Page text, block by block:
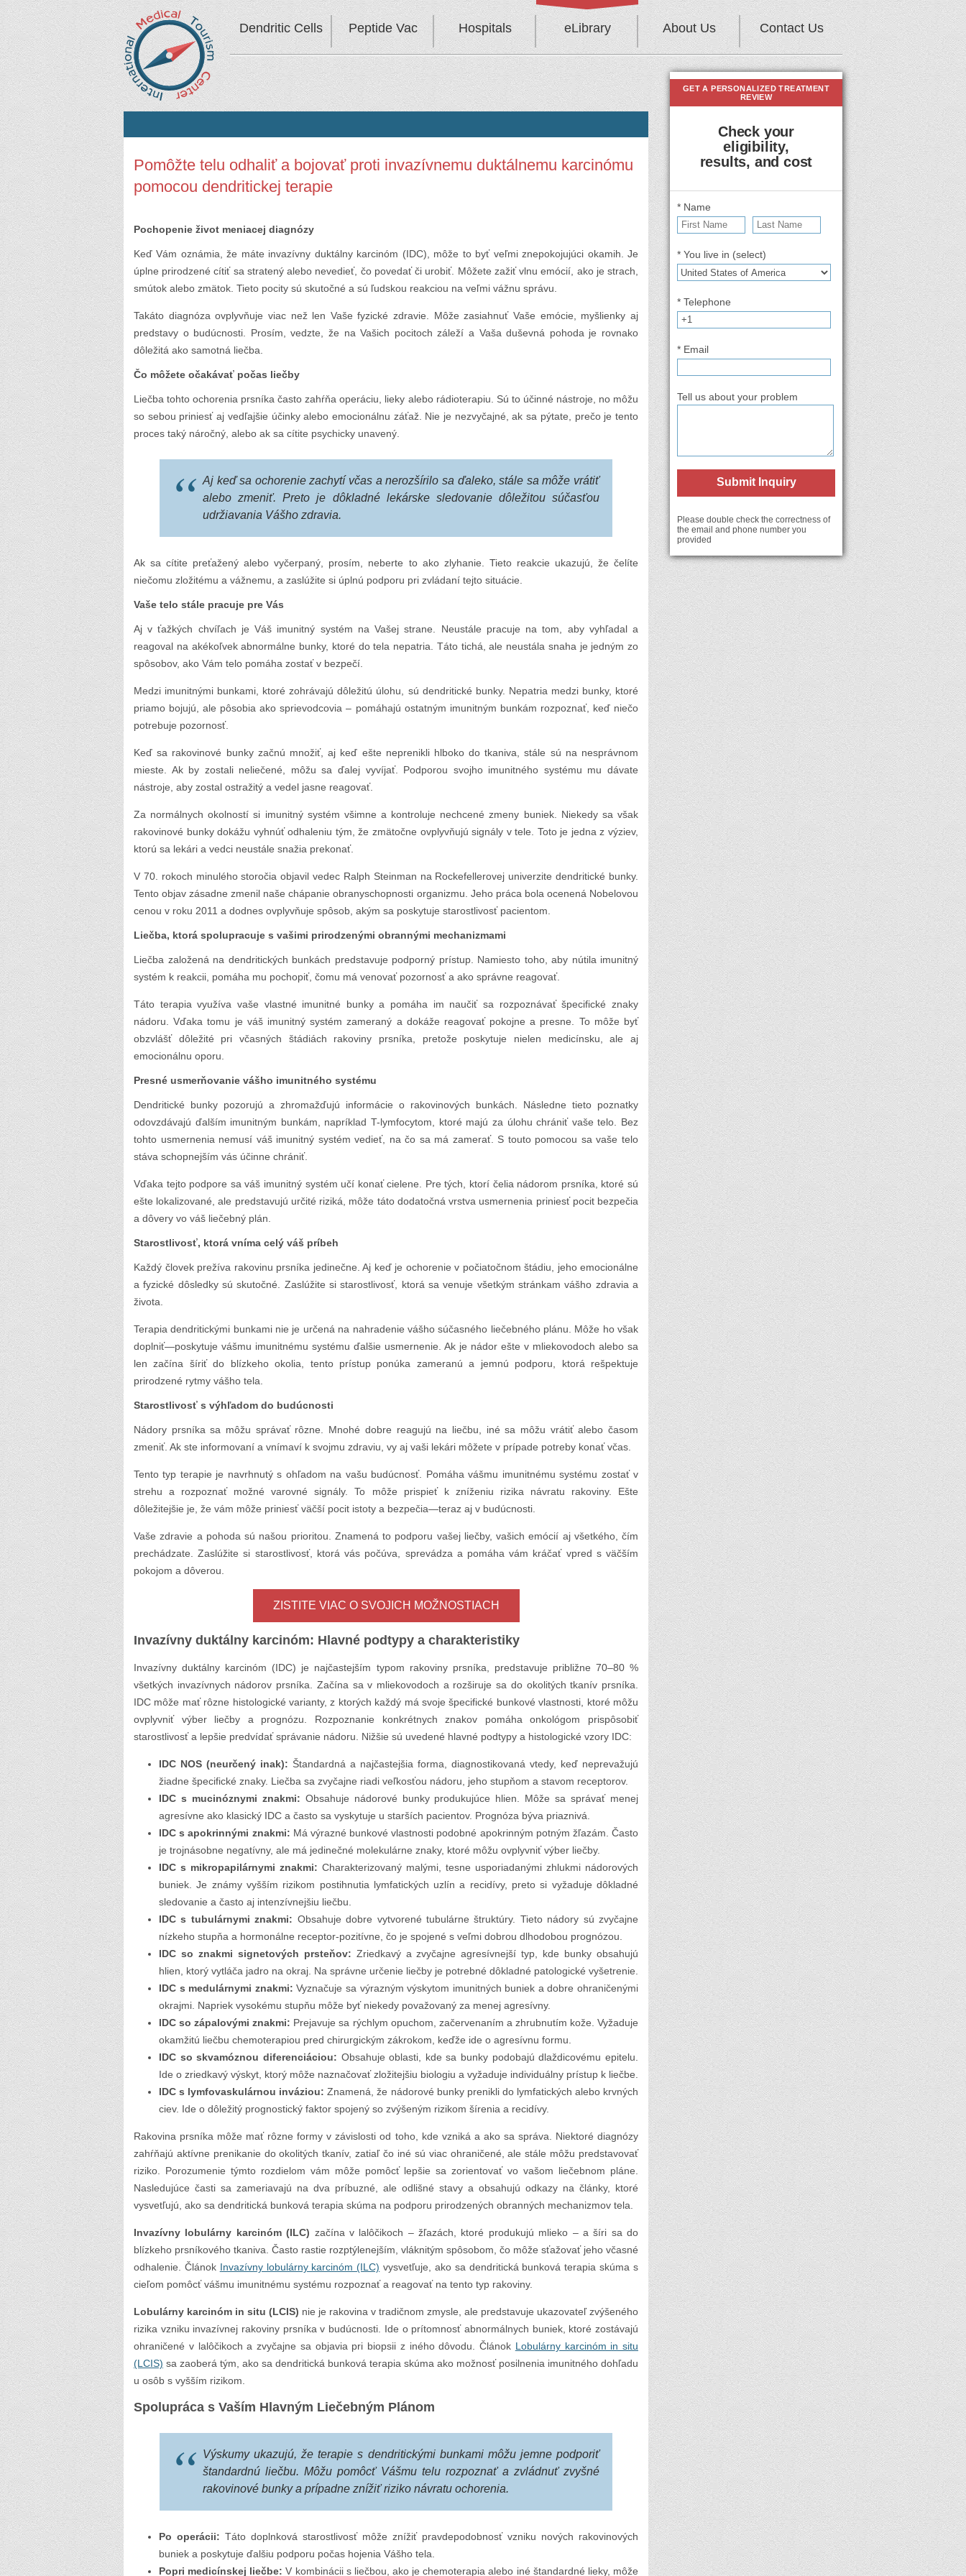
Dendritic Cells Peptide Vac Hospitals eLibrary About Us Contact Us
Pomôžte telu odhaliť a bojovať proti invazívnemu duktálnemu karcinómu
pomocou dendritickej terapie
Pochopenie život meniacej diagnózy
Keď Vám oznámia, že máte invazívny duktálny karcinóm (IDC), môže to byť veľmi znepokojujúci okamih. Je
úplne prirodzené cítiť sa stratený alebo nevedieť, čo povedať či urobiť. Môžete zažiť vlnu emócií, ako je strach,
smútok alebo zmätok. Tieto pocity sú skutočné a sú ľudskou reakciou na veľmi vážnu správu.
Takáto diagnóza ovplyvňuje viac než len Vaše fyzické zdravie. Môže zasiahnuť Vaše emócie, myšlienky aj
predstavy o budúcnosti. Prosím, vedzte, že na Vašich pocitoch záleží a Vaša duševná pohoda je rovnako
dôležitá ako samotná liečba.
Čo môžete očakávať počas liečby
Liečba tohto ochorenia prsníka často zahŕňa operáciu, lieky alebo rádioterapiu. Sú to účinné nástroje, no môžu
so sebou priniesť aj vedľajšie účinky alebo emocionálnu záťaž. Nie je nezvyčajné, ak sa pýtate, prečo je tento
proces taký náročný, alebo ak sa cítite psychicky unavený.
Aj keď sa ochorenie zachytí včas a nerozšírilo sa ďaleko, stále sa môže vrátiť
alebo zmeniť. Preto je dôkladné lekárske sledovanie dôležitou súčasťou
udržiavania Vášho zdravia.
Ak sa cítite preťažený alebo vyčerpaný, prosím, neberte to ako zlyhanie. Tieto reakcie ukazujú, že čelíte
niečomu zložitému a vážnemu, a zaslúžite si úplnú podporu pri zvládaní tejto situácie.
Vaše telo stále pracuje pre Vás
Aj v ťažkých chvíľach je Váš imunitný systém na Vašej strane. Neustále pracuje na tom, aby vyhľadal a
reagoval na akékoľvek abnormálne bunky, ktoré do tela nepatria. Táto tichá, ale neustála snaha je jedným zo
spôsobov, ako Vám telo pomáha zostať v bezpečí.
Medzi imunitnými bunkami, ktoré zohrávajú dôležitú úlohu, sú dendritické bunky. Nepatria medzi bunky, ktoré
priamo bojujú, ale pôsobia ako sprievodcovia – pomáhajú ostatným imunitným bunkám rozpoznať, keď niečo
potrebuje pozornosť.
Keď sa rakovinové bunky začnú množiť, aj keď ešte neprenikli hlboko do tkaniva, stále sú na nesprávnom
mieste. Ak by zostali neliečené, môžu sa ďalej vyvíjať. Podporou svojho imunitného systému mu dávate
nástroje, aby zostal ostražitý a vedel jasne reagovať.
Za normálnych okolností si imunitný systém všimne a kontroluje nechcené zmeny buniek. Niekedy sa však
rakovinové bunky dokážu vyhnúť odhaleniu tým, že zmätočne ovplyvňujú signály v tele. Toto je jedna z výziev,
ktorú sa lekári a vedci neustále snažia prekonať.
V 70. rokoch minulého storočia objavil vedec Ralph Steinman na Rockefellerovej univerzite dendritické bunky.
Tento objav zásadne zmenil naše chápanie obranyschopnosti organizmu. Jeho práca bola ocenená Nobelovou
cenou v roku 2011 a dodnes ovplyvňuje spôsob, akým sa poskytuje starostlivosť pacientom.
Liečba, ktorá spolupracuje s vašimi prirodzenými obrannými mechanizmami
Liečba založená na dendritických bunkách predstavuje podporný prístup. Namiesto toho, aby nútila imunitný
systém k reakcii, pomáha mu pochopiť, čomu má venovať pozornosť a ako správne reagovať.
Táto terapia využíva vaše vlastné imunitné bunky a pomáha im naučiť sa rozpoznávať špecifické znaky
nádoru. Vďaka tomu je váš imunitný systém zameraný a dokáže reagovať pokojne a presne. To môže byť
obzvlášť dôležité pri včasných štádiách rakoviny prsníka, pretože poskytuje nielen medicínsku, ale aj
emocionálnu oporu.
Presné usmerňovanie vášho imunitného systému
Dendritické bunky pozorujú a zhromažďujú informácie o rakovinových bunkách. Následne tieto poznatky
odovzdávajú ďalším imunitným bunkám, napríklad T-lymfocytom, ktoré majú za úlohu chrániť vaše telo. Bez
tohto usmernenia nemusí váš imunitný systém vedieť, na čo sa má zamerať. S touto pomocou sa vaše telo
stáva schopnejším vás účinne chrániť.
Vďaka tejto podpore sa váš imunitný systém učí konať cielene. Pre tých, ktorí čelia nádorom prsníka, ktoré sú
ešte lokalizované, ale predstavujú určité riziká, môže táto dodatočná vrstva usmernenia priniesť pocit bezpečia
a dôvery vo váš liečebný plán.
Starostlivosť, ktorá vníma celý váš príbeh
Každý človek prežíva rakovinu prsníka jedinečne. Aj keď je ochorenie v počiatočnom štádiu, jeho emocionálne
a fyzické dôsledky sú skutočné. Zaslúžite si starostlivosť, ktorá sa venuje všetkým stránkam vášho zdravia a
života.
Terapia dendritickými bunkami nie je určená na nahradenie vášho súčasného liečebného plánu. Môže ho však
doplniť—poskytuje vášmu imunitnému systému ďalšie usmernenie. Ak je nádor ešte v mliekovodoch alebo sa
len začína šíriť do blízkeho okolia, tento prístup ponúka zameranú a jemnú podporu, ktorá rešpektuje
prirodzené rytmy vášho tela.
Starostlivosť s výhľadom do budúcnosti
Nádory prsníka sa môžu správať rôzne. Mnohé dobre reagujú na liečbu, iné sa môžu vrátiť alebo časom
zmeniť. Ak ste informovaní a vnímaví k svojmu zdraviu, vy aj vaši lekári môžete v prípade potreby konať včas.
Tento typ terapie je navrhnutý s ohľadom na vašu budúcnosť. Pomáha vášmu imunitnému systému zostať v
strehu a rozpoznať možné varovné signály. To môže prispieť k zníženiu rizika návratu rakoviny. Ešte
dôležitejšie je, že vám môže priniesť väčší pocit istoty a bezpečia—teraz aj v budúcnosti.
Vaše zdravie a pohoda sú našou prioritou. Znamená to podporu vašej liečby, vašich emócií aj všetkého, čím
prechádzate. Zaslúžite si starostlivosť, ktorá vás počúva, sprevádza a pomáha vám kráčať vpred s väčším
pokojom a dôverou.
ZISTITE VIAC O SVOJICH MOŽNOSTIACH
Invazívny duktálny karcinóm: Hlavné podtypy a charakteristiky
Invazívny duktálny karcinóm (IDC) je najčastejším typom rakoviny prsníka, predstavuje približne 70–80 %
všetkých invazívnych nádorov prsníka. Začína sa v mliekovodoch a rozširuje sa do okolitých tkanív prsníka.
IDC môže mať rôzne histologické varianty, z ktorých každý má svoje špecifické bunkové vlastnosti, ktoré môžu
ovplyvniť výber liečby a prognózu. Rozpoznanie konkrétnych znakov pomáha onkológom prispôsobiť
starostlivosť a lepšie predvídať správanie nádoru. Nižšie sú uvedené hlavné podtypy a histologické vzory IDC:
IDC NOS (neurčený inak): Štandardná a najčastejšia forma, diagnostikovaná vtedy, keď neprevažujú
žiadne špecifické znaky. Liečba sa zvyčajne riadi veľkosťou nádoru, jeho stupňom a stavom receptorov.
IDC s mucinóznymi znakmi: Obsahuje nádorové bunky produkujúce hlien. Môže sa správať menej
agresívne ako klasický IDC a často sa vyskytuje u starších pacientov. Prognóza býva priaznivá.
IDC s apokrinnými znakmi: Má výrazné bunkové vlastnosti podobné apokrinným potným žľazám. Často
je trojnásobne negatívny, ale má jedinečné molekulárne znaky, ktoré môžu ovplyvniť výber liečby.
IDC s mikropapilárnymi znakmi: Charakterizovaný malými, tesne usporiadanými zhlukmi nádorových
buniek. Je známy vyšším rizikom postihnutia lymfatických uzlín a recidívy, preto si vyžaduje dôkladné
sledovanie a často aj intenzívnejšiu liečbu.
IDC s tubulárnymi znakmi: Obsahuje dobre vytvorené tubulárne štruktúry. Tieto nádory sú zvyčajne
nízkeho stupňa a hormonálne receptor-pozitívne, čo je spojené s veľmi dobrou dlhodobou prognózou.
IDC so znakmi signetových prsteňov: Zriedkavý a zvyčajne agresívnejší typ, kde bunky obsahujú
hlien, ktorý vytláča jadro na okraj. Na správne určenie liečby je potrebné dôkladné patologické vyšetrenie.
IDC s medulárnymi znakmi: Vyznačuje sa výrazným výskytom imunitných buniek a dobre ohraničenými
okrajmi. Napriek vysokému stupňu môže byť niekedy považovaný za menej agresívny.
IDC so zápalovými znakmi: Prejavuje sa rýchlym opuchom, začervenaním a zhrubnutím kože. Vyžaduje
okamžitú liečbu chemoterapiou pred chirurgickým zákrokom, keďže ide o agresívnu formu.
IDC so skvamóznou diferenciáciou: Obsahuje oblasti, kde sa bunky podobajú dlaždicovému epitelu.
Ide o zriedkavý výskyt, ktorý môže naznačovať zložitejšiu biologiu a vyžaduje individuálny prístup k liečbe.
IDC s lymfovaskulárnou inváziou: Znamená, že nádorové bunky prenikli do lymfatických alebo krvných
ciev. Ide o dôležitý prognostický faktor spojený so zvýšeným rizikom šírenia a recidívy.
Rakovina prsníka môže mať rôzne formy v závislosti od toho, kde vzniká a ako sa správa. Niektoré diagnózy
zahŕňajú aktívne prenikanie do okolitých tkanív, zatiaľ čo iné sú viac ohraničené, ale stále môžu predstavovať
riziko. Porozumenie týmto rozdielom vám môže pomôcť lepšie sa zorientovať vo vašom liečebnom pláne.
Nasledujúce časti sa zameriavajú na dva príbuzné, ale odlišné stavy a obsahujú odkazy na články, ktoré
vysvetľujú, ako sa dendritická bunková terapia skúma na podporu prirodzených obranných mechanizmov tela.
Invazívny lobulárny karcinóm (ILC) začína v lalôčikoch – žľazách, ktoré produkujú mlieko – a šíri sa do
blízkeho prsníkového tkaniva. Často rastie rozptýlenejším, vláknitým spôsobom, čo môže sťažovať jeho včasné
odhalenie. Článok Invazívny lobulárny karcinóm (ILC) vysvetľuje, ako sa dendritická bunková terapia skúma s
cieľom pomôcť vášmu imunitnému systému rozpoznať a reagovať na tento typ rakoviny.
Lobulárny karcinóm in situ (LCIS) nie je rakovina v tradičnom zmysle, ale predstavuje ukazovateľ zvýšeného
rizika vzniku invazívnej rakoviny prsníka v budúcnosti. Ide o prítomnosť abnormálnych buniek, ktoré zostávajú
ohraničené v lalôčikoch a zvyčajne sa objavia pri biopsii z iného dôvodu. Článok Lobulárny karcinóm in situ
(LCIS) sa zaoberá tým, ako sa dendritická bunková terapia skúma ako možnosť posilnenia imunitného dohľadu
u osôb s vyšším rizikom.
Spolupráca s Vaším Hlavným Liečebným Plánom
Výskumy ukazujú, že terapie s dendritickými bunkami môžu jemne podporiť
štandardnú liečbu. Môžu pomôcť Vášmu telu rozpoznať a zvládnuť zvyšné
rakovinové bunky a prípadne znížiť riziko návratu ochorenia.
Po operácii: Táto doplnková starostlivosť môže znížiť pravdepodobnosť vzniku nových rakovinových
buniek a poskytuje ďalšiu podporu počas hojenia Vášho tela.
Popri medicínskej liečbe: V kombinácii s liečbou, ako je chemoterapia alebo iné štandardné lieky, môže
GET A PERSONALIZED TREATMENT
REVIEW
Check your
eligibility,
results, and cost
* Name
* You live in (select)
* Telephone
* Email
Tell us about your problem
Submit Inquiry
Please double check the correctness of
the email and phone number you
provided